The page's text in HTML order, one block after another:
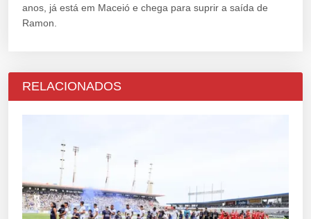
anos, já está em Maceió e chega para suprir a saída de
Ramon.
RELACIONADOS